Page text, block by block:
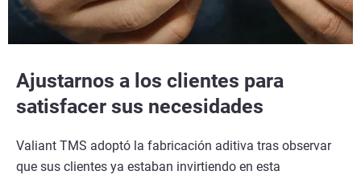
Ajustarnos a los clientes para
satisfacer sus necesidades
Valiant TMS adoptó la fabricación aditiva tras observar
que sus clientes ya estaban invirtiendo en esta